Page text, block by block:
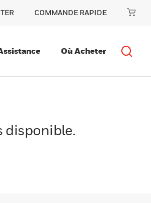
COMMANDE RAPIDE
Où Acheter
disponible.